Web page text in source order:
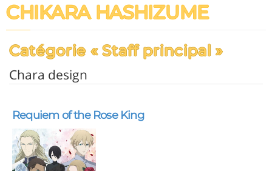
CHIKARA HASHIZUME
Catégorie « Staff principal »
Chara design
Requiem of the Rose King